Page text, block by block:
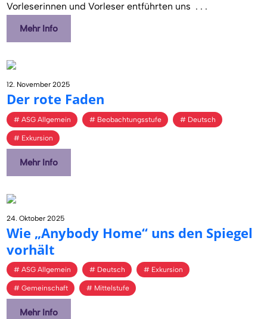
Vorleserinnen und Vorleser entführten uns . . .
Mehr Info
12. November 2025
Der rote Faden
ASG Allgemein Beobachtungsstufe Deutsch
Exkursion
Mehr Info
24. Oktober 2025
Wie „Any­bo­dy Home“ uns den Spie­gel
vor­hält
ASG Allgemein Deutsch Exkursion
Gemeinschaft Mittelstufe
Mehr Info